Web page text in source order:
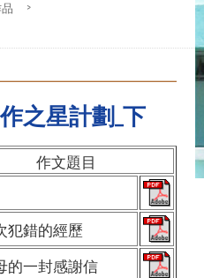
>
之星計劃_下
作文題目
犯錯的經歷
的一封感謝信